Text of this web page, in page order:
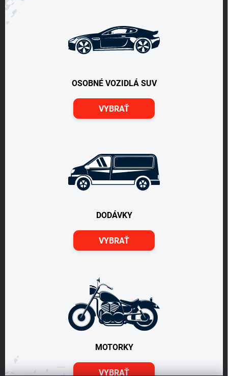
OSOBNÉ VOZIDLÁ SUV
VYBRAŤ
DODÁVKY
VYBRAŤ
MOTORKY
VYBRAŤ